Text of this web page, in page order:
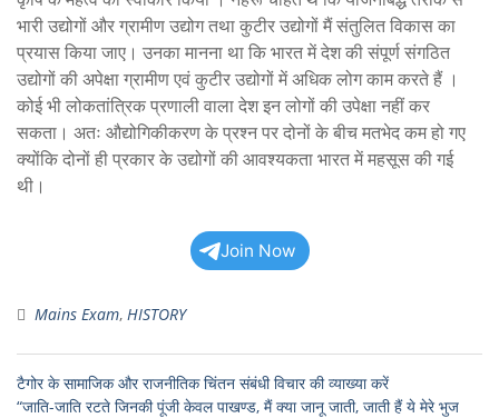
भारी उद्योगों और ग्रामीण उद्योग तथा कुटीर उद्योगों मैं संतुलित विकास का
प्रयास किया जाए। उनका मानना था कि भारत में देश की संपूर्ण संगठित
उद्योगों की अपेक्षा ग्रामीण एवं कुटीर उद्योगों में अधिक लोग काम करते हैं ।
कोई भी लोकतांत्रिक प्रणाली वाला देश इन लोगों की उपेक्षा नहीं कर
सकता। अतः औद्योगिकीकरण के प्रश्न पर दोनों के बीच मतभेद कम हो गए
क्योंकि दोनों ही प्रकार के उद्योगों की आवश्यकता भारत में महसूस की गई
थी।
Join Now
Mains Exam, HISTORY
टैगोर के सामाजिक और राजनीतिक चिंतन संबंधी विचार की व्याख्या करें
“जाति-जाति रटते जिनकी पूंजी केवल पाखण्ड, मैं क्या जानू जाती, जाती हैं ये मेरे भुज